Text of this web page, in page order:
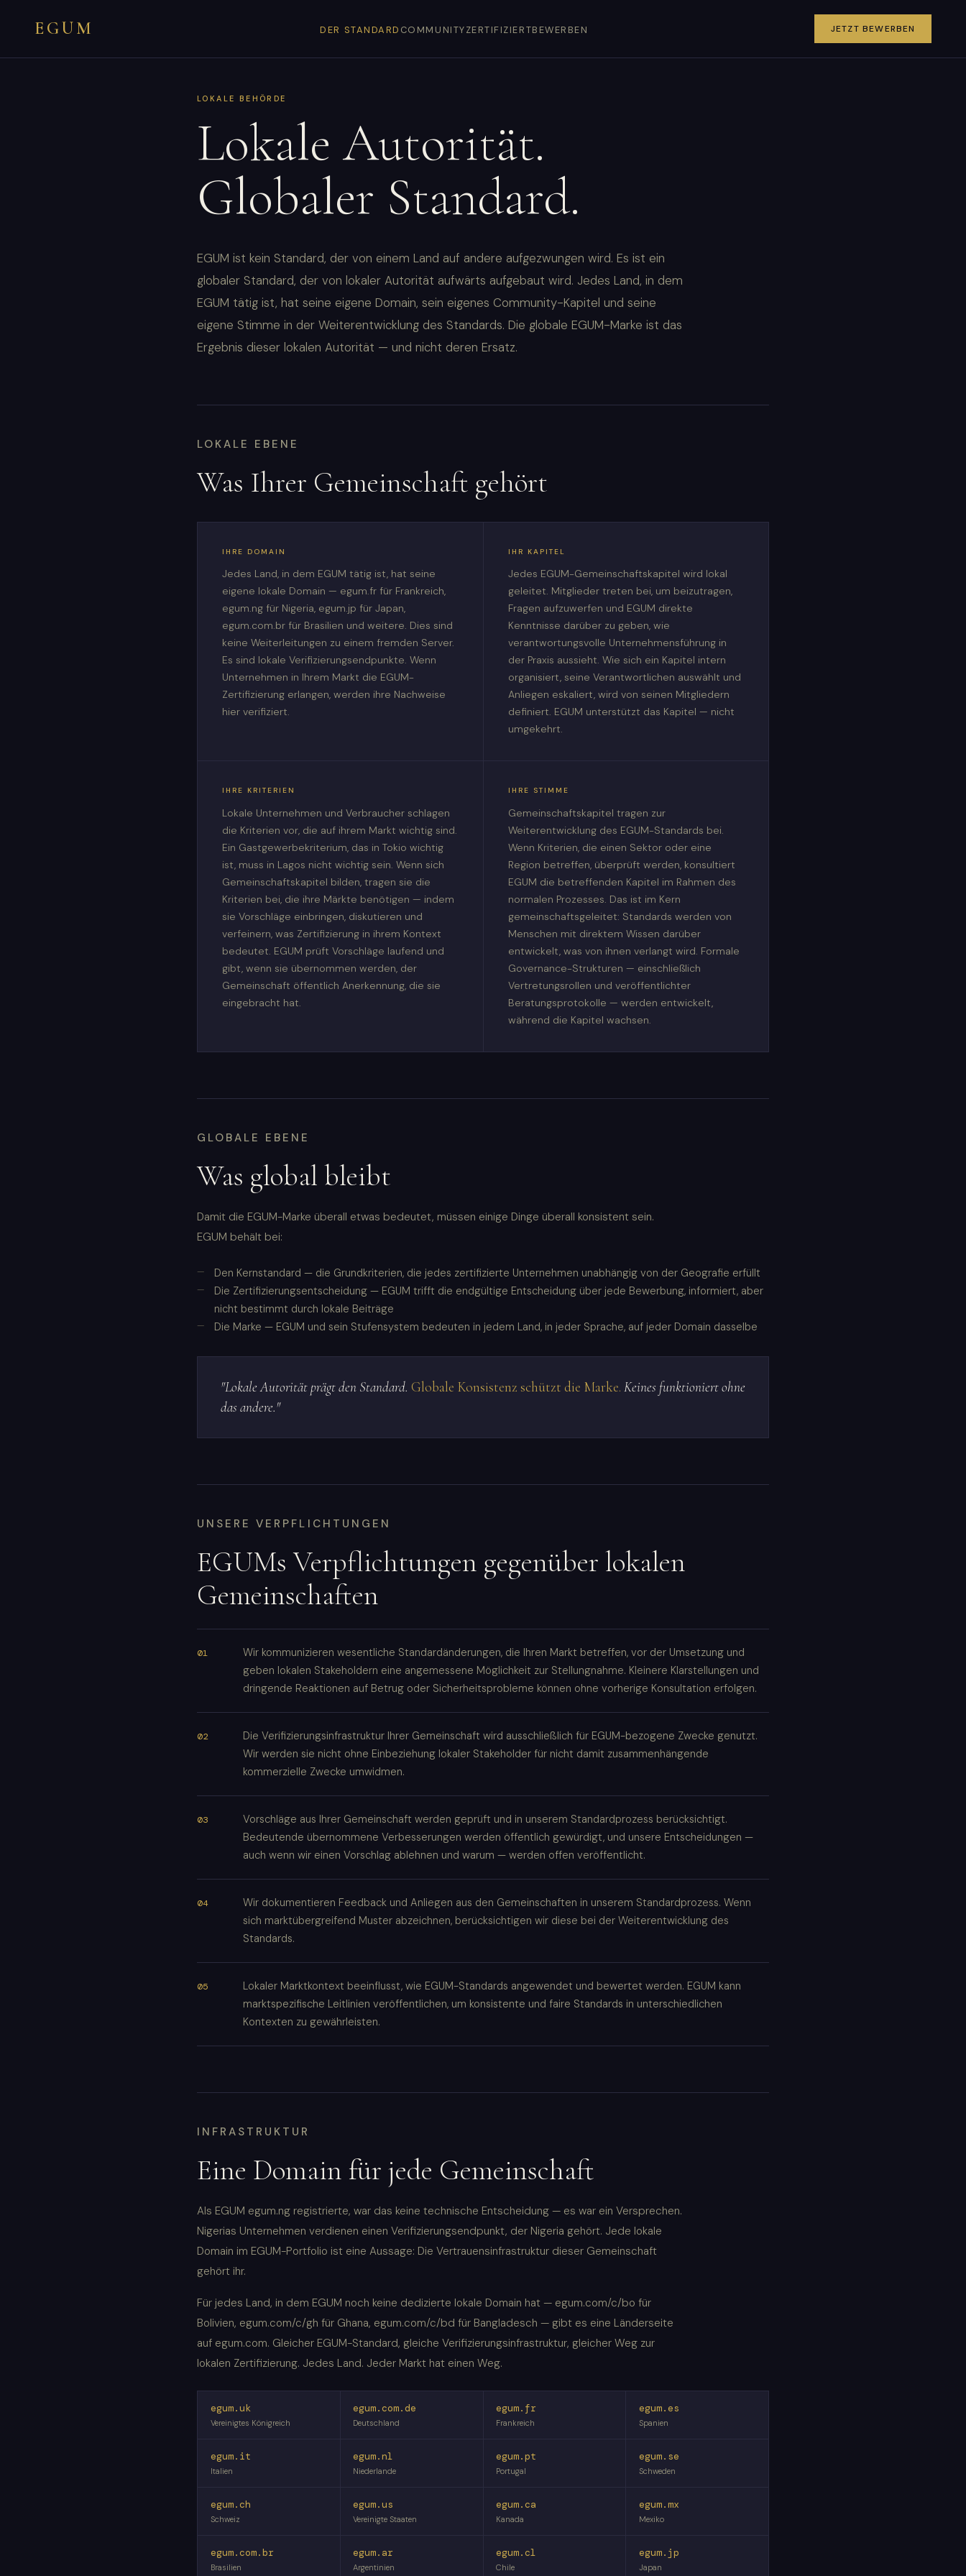
EGUM DER STANDARD COMMUNITYZERTIFIZIERTBEWERBEN JETZT BEWERBEN
LOKALE BEHÖRDE
Lokale Autorität.
Globaler Standard.
EGUM ist kein Standard, der von einem Land auf andere aufgezwungen wird. Es ist ein
globaler Standard, der von lokaler Autorität aufwärts aufgebaut wird. Jedes Land, in dem
EGUM tätig ist, hat seine eigene Domain, sein eigenes Community-Kapitel und seine
eigene Stimme in der Weiterentwicklung des Standards. Die globale EGUM-Marke ist das
Ergebnis dieser lokalen Autorität — und nicht deren Ersatz.
LOKALE EBENE
Was Ihrer Gemeinschaft gehört
IHRE DOMAIN
Jedes Land, in dem EGUM tätig ist, hat seine
eigene lokale Domain — egum.fr für Frankreich,
egum.ng für Nigeria, egum.jp für Japan,
egum.com.br für Brasilien und weitere. Dies sind
keine Weiterleitungen zu einem fremden Server.
Es sind lokale Verifizierungsendpunkte. Wenn
Unternehmen in Ihrem Markt die EGUM-
Zertifizierung erlangen, werden ihre Nachweise
hier verifiziert.
IHR KAPITEL
Jedes EGUM-Gemeinschaftskapitel wird lokal
geleitet. Mitglieder treten bei, um beizutragen,
Fragen aufzuwerfen und EGUM direkte
Kenntnisse darüber zu geben, wie
verantwortungsvolle Unternehmensführung in
der Praxis aussieht. Wie sich ein Kapitel intern
organisiert, seine Verantwortlichen auswählt und
Anliegen eskaliert, wird von seinen Mitgliedern
definiert. EGUM unterstützt das Kapitel — nicht
umgekehrt.
IHRE KRITERIEN
Lokale Unternehmen und Verbraucher schlagen
die Kriterien vor, die auf ihrem Markt wichtig sind.
Ein Gastgewerbekriterium, das in Tokio wichtig
ist, muss in Lagos nicht wichtig sein. Wenn sich
Gemeinschaftskapitel bilden, tragen sie die
Kriterien bei, die ihre Märkte benötigen — indem
sie Vorschläge einbringen, diskutieren und
verfeinern, was Zertifizierung in ihrem Kontext
bedeutet. EGUM prüft Vorschläge laufend und
gibt, wenn sie übernommen werden, der
Gemeinschaft öffentlich Anerkennung, die sie
eingebracht hat.
IHRE STIMME
Gemeinschaftskapitel tragen zur
Weiterentwicklung des EGUM-Standards bei.
Wenn Kriterien, die einen Sektor oder eine
Region betreffen, überprüft werden, konsultiert
EGUM die betreffenden Kapitel im Rahmen des
normalen Prozesses. Das ist im Kern
gemeinschaftsgeleitet: Standards werden von
Menschen mit direktem Wissen darüber
entwickelt, was von ihnen verlangt wird. Formale
Governance-Strukturen — einschließlich
Vertretungsrollen und veröffentlichter
Beratungsprotokolle — werden entwickelt,
während die Kapitel wachsen.
GLOBALE EBENE
Was global bleibt
Damit die EGUM-Marke überall etwas bedeutet, müssen einige Dinge überall konsistent sein.
EGUM behält bei:
Den Kernstandard — die Grundkriterien, die jedes zertifizierte Unternehmen unabhängig von der Geografie erfüllt
Die Zertifizierungsentscheidung — EGUM trifft die endgültige Entscheidung über jede Bewerbung, informiert, aber
nicht bestimmt durch lokale Beiträge
Die Marke — EGUM und sein Stufensystem bedeuten in jedem Land, in jeder Sprache, auf jeder Domain dasselbe
"Lokale Autorität prägt den Standard. Globale Konsistenz schützt die Marke. Keines funktioniert ohne
das andere."
UNSERE VERPFLICHTUNGEN
EGUMs Verpflichtungen gegenüber lokalen
Gemeinschaften
Wir kommunizieren wesentliche Standardänderungen, die Ihren Markt betreffen, vor der Umsetzung und
geben lokalen Stakeholdern eine angemessene Möglichkeit zur Stellungnahme. Kleinere Klarstellungen und
dringende Reaktionen auf Betrug oder Sicherheitsprobleme können ohne vorherige Konsultation erfolgen.
Die Verifizierungsinfrastruktur Ihrer Gemeinschaft wird ausschließlich für EGUM-bezogene Zwecke genutzt.
Wir werden sie nicht ohne Einbeziehung lokaler Stakeholder für nicht damit zusammenhängende
kommerzielle Zwecke umwidmen.
Vorschläge aus Ihrer Gemeinschaft werden geprüft und in unserem Standardprozess berücksichtigt.
Bedeutende übernommene Verbesserungen werden öffentlich gewürdigt, und unsere Entscheidungen —
auch wenn wir einen Vorschlag ablehnen und warum — werden offen veröffentlicht.
Wir dokumentieren Feedback und Anliegen aus den Gemeinschaften in unserem Standardprozess. Wenn
sich marktübergreifend Muster abzeichnen, berücksichtigen wir diese bei der Weiterentwicklung des
Standards.
Lokaler Marktkontext beeinflusst, wie EGUM-Standards angewendet und bewertet werden. EGUM kann
marktspezifische Leitlinien veröffentlichen, um konsistente und faire Standards in unterschiedlichen
Kontexten zu gewährleisten.
INFRASTRUKTUR
Eine Domain für jede Gemeinschaft
Als EGUM egum.ng registrierte, war das keine technische Entscheidung — es war ein Versprechen.
Nigerias Unternehmen verdienen einen Verifizierungsendpunkt, der Nigeria gehört. Jede lokale
Domain im EGUM-Portfolio ist eine Aussage: Die Vertrauensinfrastruktur dieser Gemeinschaft
gehört ihr.
Für jedes Land, in dem EGUM noch keine dedizierte lokale Domain hat — egum.com/c/bo für
Bolivien, egum.com/c/gh für Ghana, egum.com/c/bd für Bangladesch — gibt es eine Länderseite
auf egum.com. Gleicher EGUM-Standard, gleiche Verifizierungsinfrastruktur, gleicher Weg zur
lokalen Zertifizierung. Jedes Land. Jeder Markt hat einen Weg.
egum.uk
Vereinigtes Königreich
egum.com.de
Deutschland
egum.fr
Frankreich
egum.es
Spanien
egum.it
Italien
egum.nl
Niederlande
egum.pt
Portugal
egum.se
Schweden
egum.ch
Schweiz
egum.us
Vereinigte Staaten
egum.ca
Kanada
egum.mx
Mexiko
egum.com.br
Brasilien
egum.ar
Argentinien
egum.cl
Chile
egum.jp
Japan